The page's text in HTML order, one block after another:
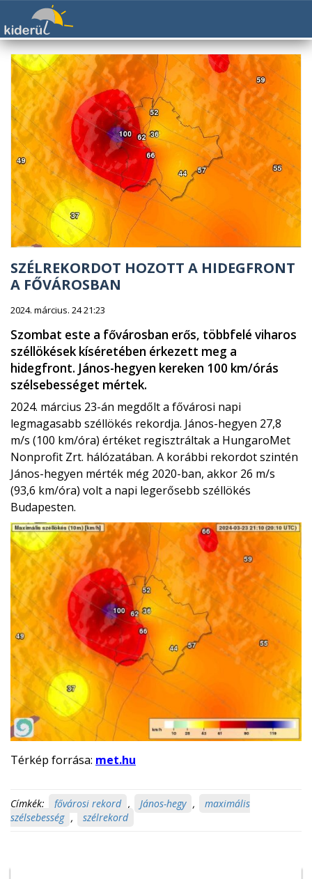
SZÉLREKORDOT HOZOTT A HIDEGFRONT
A FŐVÁROSBAN
2024. március. 24 21:23
Szombat este a fővárosban erős, többfelé viharos
széllökések kíséretében érkezett meg a
hidegfront. János-hegyen kereken 100 km/órás
szélsebességet mértek.
2024. március 23-án megdőlt a fővárosi napi
legmagasabb széllökés rekordja. János-hegyen 27,8
m/s (100 km/óra) értéket regisztráltak a HungaroMet
Nonprofit Zrt. hálózatában. A korábbi rekordot szintén
János-hegyen mérték még 2020-ban, akkor 26 m/s
(93,6 km/óra) volt a napi legerősebb széllökés
Budapesten.
Térkép forrása: met.hu
Címkék: fővárosi rekord , János-hegy ,
maximális
szélsebesség , szélrekord